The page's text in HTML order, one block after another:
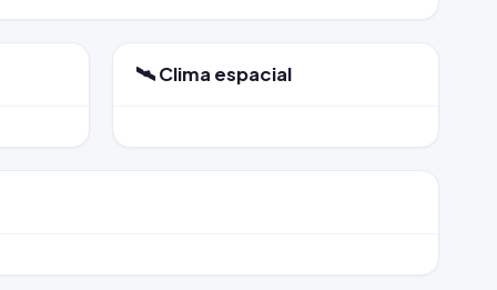
🛰️ Clima espacial